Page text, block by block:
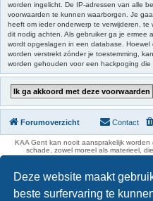
Deze website maakt
beste surfervaring te
worden ingelicht. De IP-adressen van alle
voorwaarden te kunnen waarborgen. Je
heeft om ieder onderwerp te verwijderen,
dit nodig achten. Als gebruiker ga je ermee
wordt opgeslagen in een database.
worden verstrekt zónder je toestemming,
worden gehouden voor een hackpoging
Forumoverzicht Contact
KAA Gent kan nooit aansprakelijk
schade, zowel moreel als materieel,
feitelijkheden en daden van derden die
de gegevens vermeld op de website van
geldt inzonderheid voor het forum,
is dus verantwoordelijk voor zijn
moderators kunnen niet aansprakelijk